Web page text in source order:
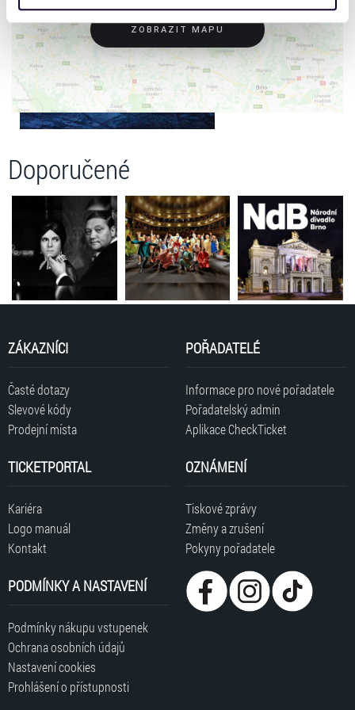
získali v důsledku toho, že používáte jejich služby. Jaké
typy cookies používáme, naleznete níže. Možnosti
zpracování upravíte zaškrtnutím příslušné varianty. Svoji
volbu můžete kdykoliv změnit v zápatí stránky v záložce
„Cookies a jejich nastavení“.
ZOBRAZIT MAPU
Doporučené
ZÁKAZNÍCI
Časté dotazy
Slevové kódy
Prodejní místa
POŘADATELÉ
Informace pro nové pořadatele
Pořadatelský admin
Aplikace CheckTicket
TICKETPORTAL
Kariéra
Logo manuál
Kontakt
OZNÁMENÍ
Tiskové zprávy
Změny a zrušení
Pokyny pořadatele
PODMÍNKY A NASTAVENÍ
Podmínky nákupu vstupenek
Ochrana osobních údajů
Nastavení cookies
Prohlášení o přístupnosti